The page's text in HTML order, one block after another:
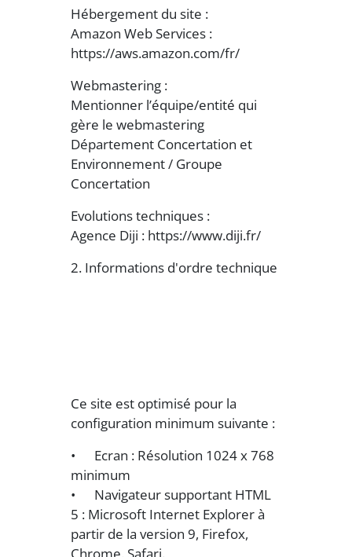
Hébergement du site :
Amazon Web Services :
https://aws.amazon.com/fr/
Webmastering :
Mentionner l’équipe/entité qui
gère le webmastering
Département Concertation et
Environnement / Groupe
Concertation
Evolutions techniques :
Agence Diji : https://www.diji.fr/
2. Informations d'ordre technique
Ce site est optimisé pour la
configuration minimum suivante :
• Ecran : Résolution 1024 x 768
minimum
• Navigateur supportant HTML
5 : Microsoft Internet Explorer à
partir de la version 9, Firefox,